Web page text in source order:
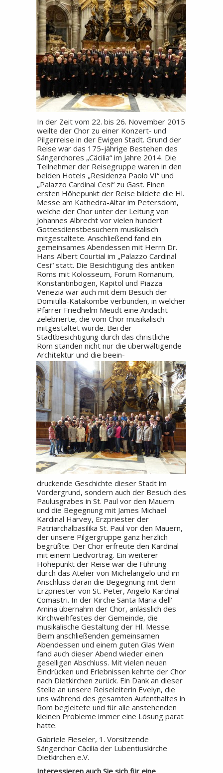
In der Zeit vom 22. bis 26. November 2015
weilte der Chor zu einer Konzert- und
Pilgerreise in der Ewigen Stadt. Grund der
Reise war das 175-jährige Bestehen des
Sängerchores „Cäcilia“ im Jahre 2014. Die
Teilnehmer der Reisegruppe waren in den
beiden Hotels „Residenza Paolo VI“ und
„Palazzo Cardinal Cesi“ zu Gast. Einen
ersten Höhepunkt der Reise bildete die Hl.
Messe am Kathedra-Altar im Petersdom,
welche der Chor unter der Leitung von
Johannes Albrecht vor vielen hundert
Gottesdienstbesuchern musikalisch
mitgestaltete. Anschließend fand ein
gemeinsames Abendessen mit Herrn Dr.
Hans Albert Courtial im „Palazzo Cardinal
Cesi“ statt. Die Besichtigung des antiken
Roms mit Kolosseum, Forum Romanum,
Konstantinbogen, Kapitol und Piazza
Venezia war auch mit dem Besuch der
Domitilla-Katakombe verbunden, in welcher
Pfarrer Friedhelm Meudt eine Andacht
zelebrierte, die vom Chor musikalisch
mitgestaltet wurde. Bei der
Stadtbesichtigung durch das christliche
Rom standen nicht nur die überwältigende
Architektur und die beein-
druckende Geschichte dieser Stadt im
Vordergrund, sondern auch der Besuch des
Paulusgrabes in St. Paul vor den Mauern
und die Begegnung mit James Michael
Kardinal Harvey, Erzpriester der
Patriarchalbasilika St. Paul vor den Mauern,
der unsere Pilgergruppe ganz herzlich
begrüßte. Der Chor erfreute den Kardinal
mit einem Liedvortrag. Ein weiterer
Höhepunkt der Reise war die Führung
durch das Atelier von Michelangelo und im
Anschluss daran die Begegnung mit dem
Erzpriester von St. Peter, Angelo Kardinal
Comastri. In der Kirche Santa Maria dell‘
Amina übernahm der Chor, anlässlich des
Kirchweihfestes der Gemeinde, die
musikalische Gestaltung der Hl. Messe.
Beim anschließenden gemeinsamen
Abendessen und einem guten Glas Wein
fand auch dieser Abend wieder einen
geselligen Abschluss. Mit vielen neuen
Eindrücken und Erlebnissen kehrte der Chor
nach Dietkirchen zurück. Ein Dank an dieser
Stelle an unsere Reiseleiterin Evelyn, die
uns während des gesamten Aufenthaltes in
Rom begleitete und für alle anstehenden
kleinen Probleme immer eine Lösung parat
hatte.
Gabriele Fieseler, 1. Vorsitzende
Sängerchor Cäcilia der Lubentiuskirche
Dietkirchen e.V.
Interessieren auch Sie sich für eine